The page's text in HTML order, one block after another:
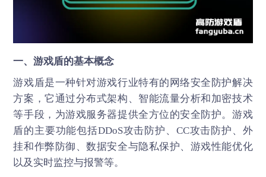
一、游戏盾的基本概念
游戏盾是一种针对游戏行业特有的网络安全防护解决
方案，它通过分布式架构、智能流量分析和加密技术
等手段，为游戏服务器提供全方位的安全防护。游戏
盾的主要功能包括DDoS攻击防护、CC攻击防护、外
挂和作弊防御、数据安全与隐私保护、游戏性能优化
以及实时监控与报警等。